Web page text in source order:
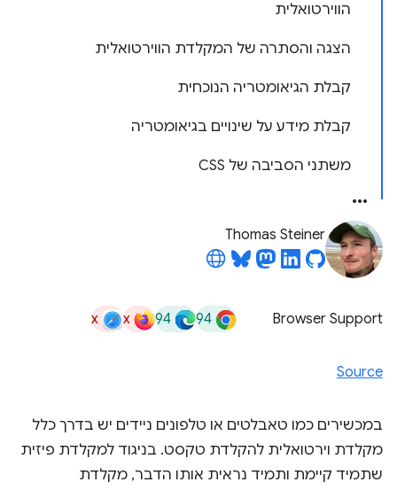
הווירטואלית
הצגה והסתרה של המקלדת הווירטואלית
קבלת הגיאומטריה הנוכחית
קבלת מידע על שינויים בגיאומטריה
משתני הסביבה של CSS
Thomas Steiner
Browser Support
94
94
x
x
Source
במכשירים כמו טאבלטים או טלפונים ניידים יש בדרך כלל
מקלדת וירטואלית להקלדת טקסט. בניגוד למקלדת פיזית
שתמיד קיימת ותמיד נראית אותו הדבר, מקלדת